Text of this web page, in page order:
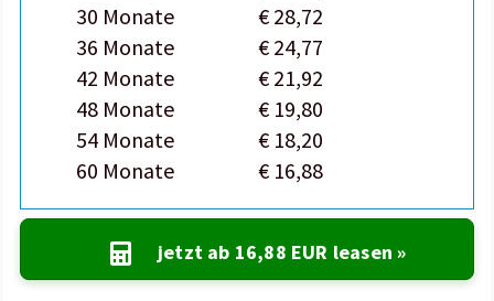
30 Monate
€ 28,72
36 Monate
€ 24,77
42 Monate
€ 21,92
48 Monate
€ 19,80
54 Monate
€ 18,20
60 Monate
€ 16,88
jetzt ab 16,88 EUR leasen »